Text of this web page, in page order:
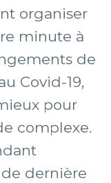
organiser
minute à
de
Covid-19,
pour
complexe.
dernière